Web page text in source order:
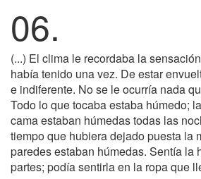
06.
(...) El clima le recordaba la
había tenido una vez. De estar
e indiferente. No se le ocurría nada
Todo lo que tocaba estaba húmedo;
cama estaban húmedas todas las
tiempo que hubiera dejado puesta la
paredes estaban húmedas. Sentía la
partes; podía sentirla en la ropa que